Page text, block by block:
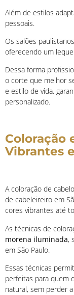
Além de estilos
pessoais.
Os salões
oferecendo um
Dessa forma
o corte que melhor
e estilo de vida,
personalizado.
Coloração
Vibrantes
A coloração de
de cabeleireiro em
cores vibrantes até
As técnicas de
morena iluminada,
em São Paulo.
Essas técnicas
perfeitas para quem
natural, sem perder